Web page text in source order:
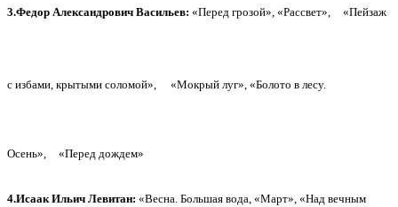
3.Федор Александрович Васильев: «Перед грозой», «Рассвет», «Пейзаж
с избами, крытыми соломой», «Мокрый луг», «Болото в лесу.
Осень», «Перед дождем»
4.Исаак Ильич Левитан: «Весна. Большая вода, «Март», «Над вечным